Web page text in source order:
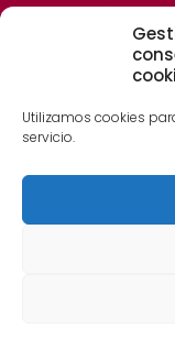
Utilizamos cookies
servicio.
© 2006 -